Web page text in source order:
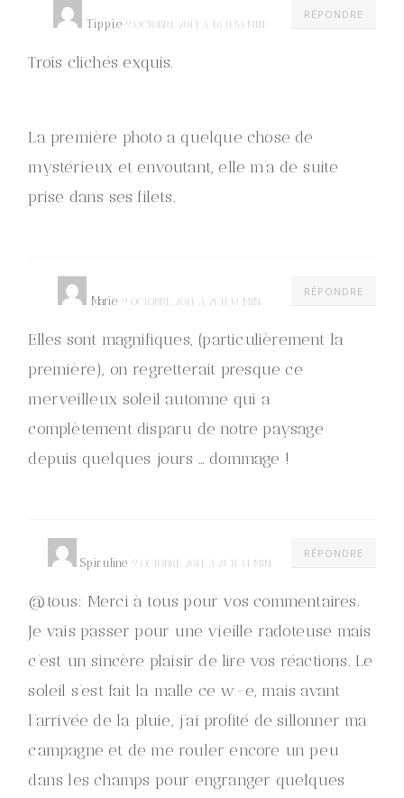
RÉPONDRE
Tippie 9 OCTOBRE 2011 À 16 H 53 MIN
Trois clichés exquis.
La première photo a quelque chose de
mystérieux et envoutant, elle m’a de suite
prise dans ses filets.
RÉPONDRE
Marie 9 OCTOBRE 2011 À 21 H 13 MIN
Elles sont magnifiques, (particulièrement la
première), on regretterait presque ce
merveilleux soleil automne qui a
complètement disparu de notre paysage
depuis quelques jours … dommage !
RÉPONDRE
Spiruline 9 OCTOBRE 2011 À 21 H 34 MIN
@tous: Merci à tous pour vos commentaires.
Je vais passer pour une vieille radoteuse mais
c’est un sincère plaisir de lire vos réactions. Le
soleil s’est fait la malle ce w-e, mais avant
l’arrivée de la pluie, j’ai profité de sillonner ma
campagne et de me rouler encore un peu
dans les champs pour engranger quelques